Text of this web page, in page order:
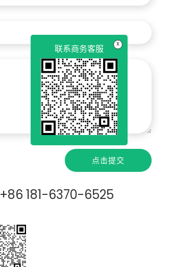
点击提交
+86 181-6370-6525
x
联系商务客服